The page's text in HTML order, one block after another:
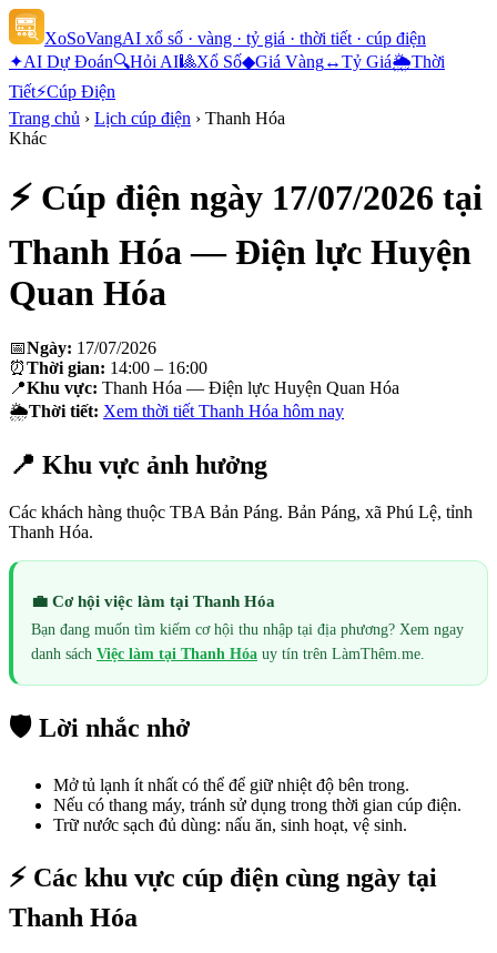
XoSoVangAI xổ số · vàng · tỷ giá · thời tiết · cúp điện
✦AI Dự Đoán🔍Hỏi AI🎱Xổ Số◆Giá Vàng↔Tỷ Giá🌦Thời
Tiết⚡Cúp Điện
Trang chủ › Lịch cúp điện › Thanh Hóa
Khác
⚡ Cúp điện ngày 17/07/2026 tại
Thanh Hóa — Điện lực Huyện
Quan Hóa
📅Ngày: 17/07/2026
⏰Thời gian: 14:00 – 16:00
📍Khu vực: Thanh Hóa — Điện lực Huyện Quan Hóa
🌦Thời tiết: Xem thời tiết Thanh Hóa hôm nay
📍 Khu vực ảnh hưởng
Các khách hàng thuộc TBA Bản Páng. Bản Páng, xã Phú Lệ, tỉnh
Thanh Hóa.
💼 Cơ hội việc làm tại Thanh Hóa
Bạn đang muốn tìm kiếm cơ hội thu nhập tại địa phương? Xem ngay
danh sách Việc làm tại Thanh Hóa uy tín trên LàmThêm.me.
🛡️ Lời nhắc nhở
Mở tủ lạnh ít nhất có thể để giữ nhiệt độ bên trong.
Nếu có thang máy, tránh sử dụng trong thời gian cúp điện.
Trữ nước sạch đủ dùng: nấu ăn, sinh hoạt, vệ sinh.
⚡ Các khu vực cúp điện cùng ngày tại
Thanh Hóa